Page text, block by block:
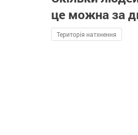
це можна за
Територія натхнення